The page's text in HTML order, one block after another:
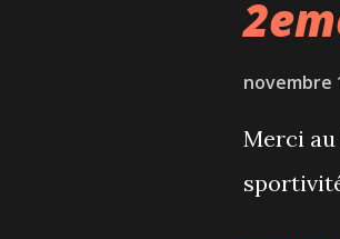
novembre
Merci